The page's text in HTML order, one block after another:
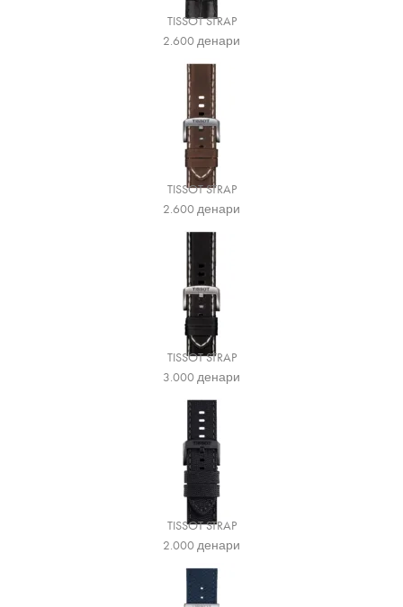
TISSOT STRAP
2.600денари
TISSOT STRAP
2.600денари
TISSOT STRAP
3.000денари
TISSOT STRAP
2.000денари